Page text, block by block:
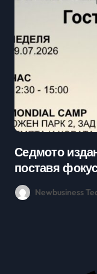
Седмото
поставя
в
Newbusiness